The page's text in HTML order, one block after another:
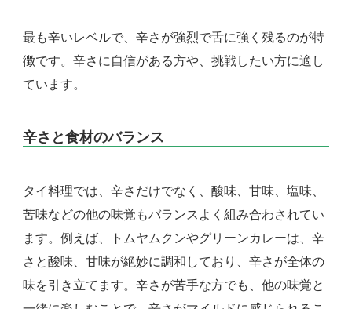
最も辛いレベルで、辛さが強烈で舌に強く残るのが特
徴です。辛さに自信がある方や、挑戦したい方に適し
ています。
辛さと食材のバランス
タイ料理では、辛さだけでなく、酸味、甘味、塩味、
苦味などの他の味覚もバランスよく組み合わされてい
ます。例えば、トムヤムクンやグリーンカレーは、辛
さと酸味、甘味が絶妙に調和しており、辛さが全体の
味を引き立てます。辛さが苦手な方でも、他の味覚と